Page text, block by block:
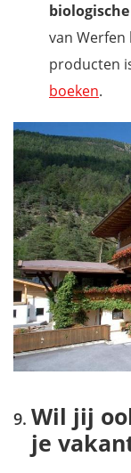
van
producten
boeken.
Wil jij
je